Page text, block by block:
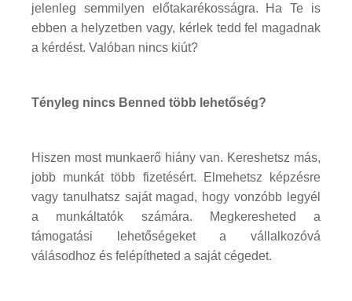
jelenleg semmilyen előtakarékosságra. Ha Te is
ebben a helyzetben vagy, kérlek tedd fel magadnak
a kérdést. Valóban nincs kiút?
Tényleg nincs Benned több lehetőség?
Hiszen most munkaerő hiány van. Kereshetsz más,
jobb munkát több fizetésért. Elmehetsz képzésre
vagy tanulhatsz saját magad, hogy vonzóbb legyél
a munkáltatók számára. Megkeresheted a
támogatási lehetőségeket a vállalkozóvá
válásodhoz és felépítheted a saját cégedet.